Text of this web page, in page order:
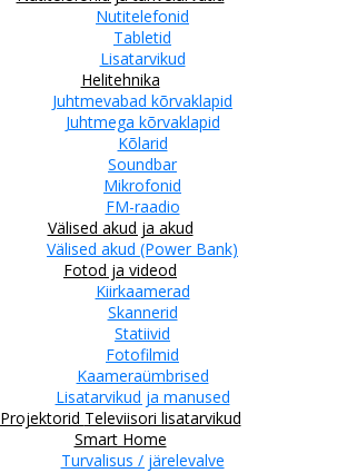
Nutitelefonid
Tabletid
Lisatarvikud
Helitehnika
Juhtmevabad kõrvaklapid
Juhtmega kõrvaklapid
Kõlarid
Soundbar
Mikrofonid
FM-raadio
Välised akud ja akud
Välised akud (Power Bank)
Fotod ja videod
Kiirkaamerad
Skannerid
Statiivid
Fotofilmid
Kaameraümbrised
Lisatarvikud ja manused
Projektorid Televiisori lisatarvikud
Smart Home
Turvalisus / järelevalve